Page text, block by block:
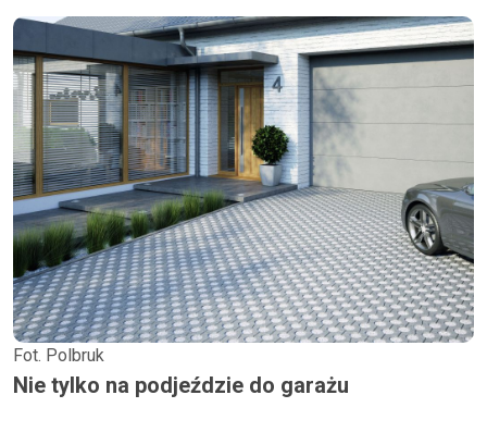
Fot. Polbruk
Nie tylko na podjeździe do garażu